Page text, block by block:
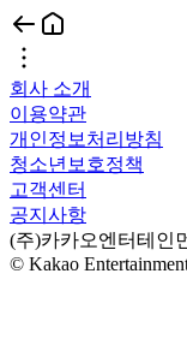
회사 소개
이용약관
개인정보처리방침
청소년보호정책
고객센터
공지사항
(주)카카오엔터테인
© Kakao